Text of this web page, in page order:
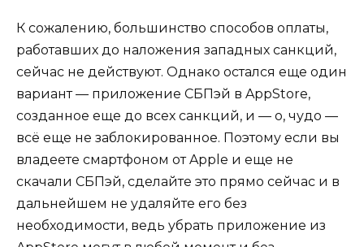
К сожалению, большинство способов оплаты,
работавших до наложения западных санкций,
сейчас не действуют. Однако остался еще один
вариант — приложение СБПэй в AppStore,
созданное еще до всех санкций, и — о, чудо —
всё еще не заблокированное. Поэтому если вы
владеете смартфоном от Apple и еще не
скачали СБПэй, сделайте это прямо сейчас и в
дальнейшем не удаляйте его без
необходимости, ведь убрать приложение из